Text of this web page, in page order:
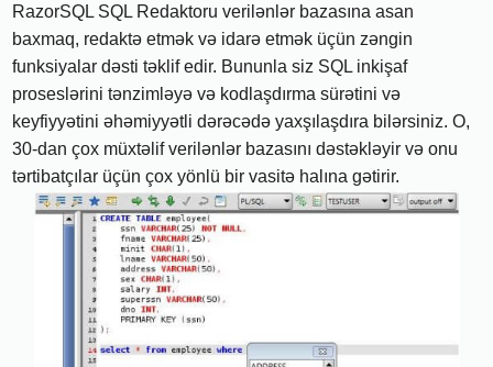
RazorSQL SQL Redaktoru verilənlər bazasına asan
baxmaq, redaktə etmək və idarə etmək üçün zəngin
funksiyalar dəsti təklif edir. Bununla siz SQL inkişaf
proseslərini tənzimləyə və kodlaşdırma sürətini və
keyfiyyətini əhəmiyyətli dərəcədə yaxşılaşdıra bilərsiniz. O,
30-dan çox müxtəlif verilənlər bazasını dəstəkləyir və onu
tərtibatçılar üçün çox yönlü bir vasitə halına gətirir.